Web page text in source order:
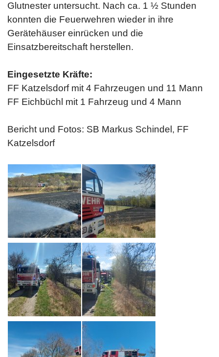
Glutnester untersucht. Nach ca. 1 ½ Stunden
konnten die Feuerwehren wieder in ihre
Gerätehäuser einrücken und die
Einsatzbereitschaft herstellen.
Eingesetzte Kräfte:
FF Katzelsdorf mit 4 Fahrzeugen und 11 Mann
FF Eichbüchl mit 1 Fahrzeug und 4 Mann
Bericht und Fotos: SB Markus Schindel, FF
Katzelsdorf